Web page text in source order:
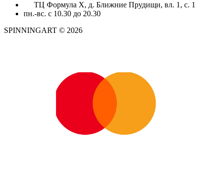
ТЦ Формула X, д. Ближние Прудищи, вл. 1, с. 1
пн.-вс. с 10.30 до 20.30
SPINNINGART © 2026